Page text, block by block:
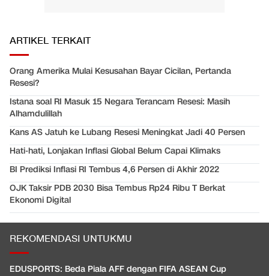
ARTIKEL TERKAIT
Orang Amerika Mulai Kesusahan Bayar Cicilan, Pertanda
Resesi?
Istana soal RI Masuk 15 Negara Terancam Resesi: Masih
Alhamdulillah
Kans AS Jatuh ke Lubang Resesi Meningkat Jadi 40 Persen
Hati-hati, Lonjakan Inflasi Global Belum Capai Klimaks
BI Prediksi Inflasi RI Tembus 4,6 Persen di Akhir 2022
OJK Taksir PDB 2030 Bisa Tembus Rp24 Ribu T Berkat
Ekonomi Digital
REKOMENDASI UNTUKMU
EDUSPORTS: Beda Piala AFF dengan FIFA ASEAN Cup